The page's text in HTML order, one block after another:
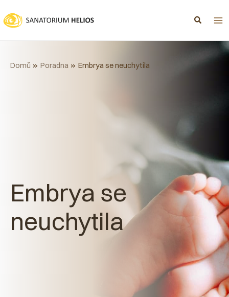
na
obsah
Embrya se
neuchytila
Domů Poradna Embrya se neuchytila